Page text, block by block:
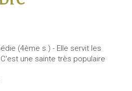
(4ème s.) - Elle servit les
une sainte très populaire